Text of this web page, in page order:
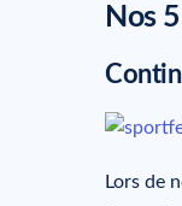
Nos
Lors de